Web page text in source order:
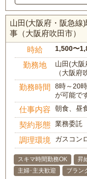
山田(大阪府・阪急線
事（大阪府吹田市）
時給 1,500〜
勤務地
山田(大
（大阪府
勤務時間
8時～20
が可能で
仕事内容 朝食、昼
契約形態 業務委託
調理環境 ガスコン
スキマ時間勤務OK 昇
主婦･主夫歓迎
ブラン